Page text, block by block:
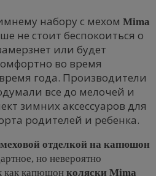
набору с мехом Mima
не стоит беспокоиться о
или будет
во время
года. Производители
все до мелочей и
зимних аксессуаров для
родителей и ребенка.
отделкой на капюшон
но невероятно
как капюшон коляски Mima